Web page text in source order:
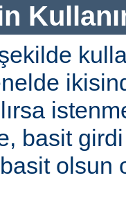
basit girdi
olsun